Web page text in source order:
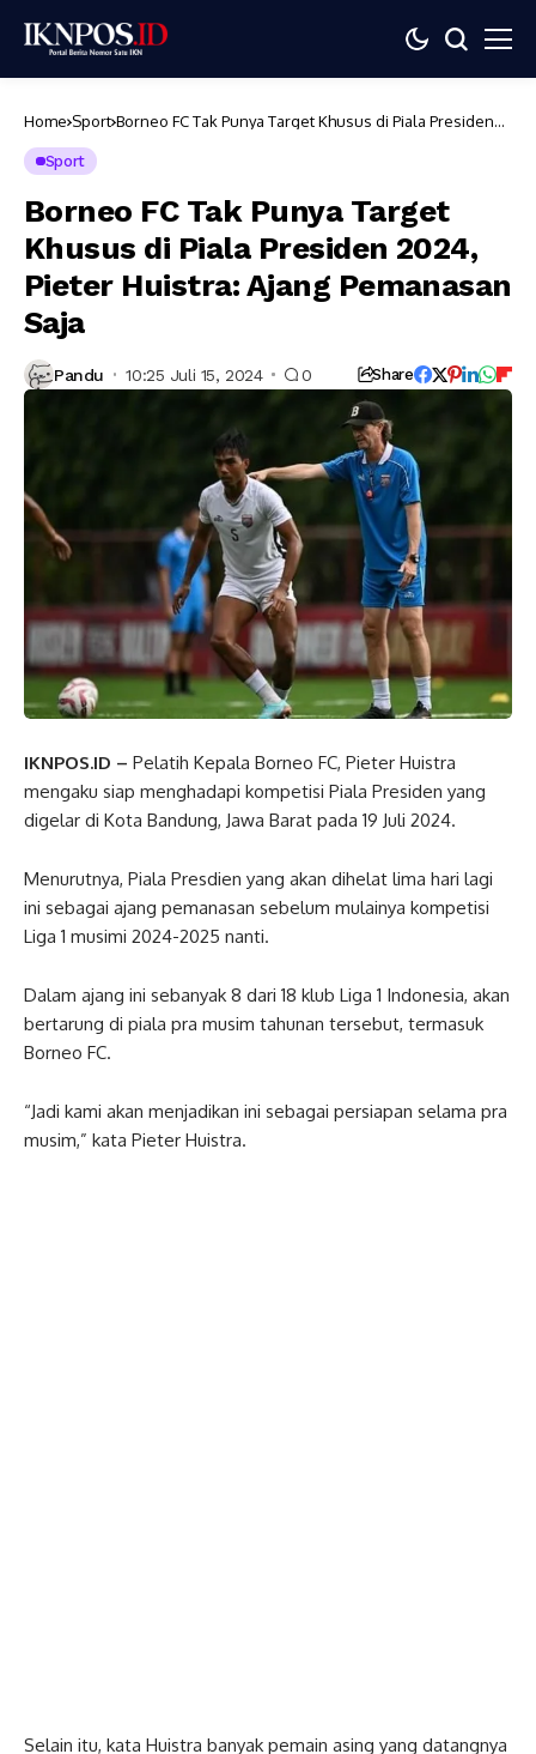
Home Sport Borneo FC Tak Punya Target Khusus di Piala Presiden
Sport
Borneo FC Tak Punya Target
Khusus di Piala Presiden 2024,
Pieter Huistra: Ajang Pemanasan
Saja
Pandu 10:25 Juli 15, 2024 0 Share
IKNPOS.ID – Pelatih Kepala Borneo FC, Pieter Huistra
mengaku siap menghadapi kompetisi Piala Presiden yang
digelar di Kota Bandung, Jawa Barat pada 19 Juli 2024.
Menurutnya, Piala Presdien yang akan dihelat lima hari lagi
ini sebagai ajang pemanasan sebelum mulainya kompetisi
Liga 1 musimi 2024-2025 nanti.
Dalam ajang ini sebanyak 8 dari 18 klub Liga 1 Indonesia, akan
bertarung di piala pra musim tahunan tersebut, termasuk
Borneo FC.
“Jadi kami akan menjadikan ini sebagai persiapan selama pra
musim,” kata Pieter Huistra.
Selain itu, kata Huistra banyak pemain asing yang datangnya